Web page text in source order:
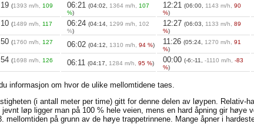
(1393 m/h, 109
06:21 (04:02, 1364 m/h, 107
%)
12:21 (06:00, 1143 m/h, 90
%)
(1489 m/h, 117
06:24 (04:14, 1299 m/h, 102
%)
12:27 (06:03, 1133 m/h, 89
%)
(1760 m/h, 127
06:02 (04:12, 1310 m/h, 94 %) 11:26 (05:24, 1270 m/h, 91
%)
(1698 m/h, 126
06:11 (04:17, 1284 m/h, 95 %) 00:00 (-6:-11, -1110 m/h, -83
%)
informasjon om hvor de ulike mellomtidene taes.
(i antall meter per time) gitt for denne delen av løypen. Relativ-
løp ligger man på 100 % hele veien, mens en hard åpning gir høye
mellomtiden på grunn av de høye trappetrinnene. Mange åpner i